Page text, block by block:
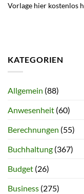
Vorlage hier kostenlos
KATEGORIEN
Allgemein (88)
Anwesenheit (60)
Berechnungen (55)
Buchhaltung (367)
Budget (26)
Business (275)